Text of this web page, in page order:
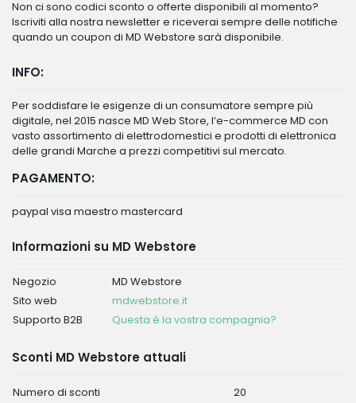
Non ci sono codici sconto o offerte disponibili al momento?
Iscriviti alla nostra newsletter e riceverai sempre delle notifiche
quando un coupon di MD Webstore sarà disponibile.
INFO:
Per soddisfare le esigenze di un consumatore sempre più
digitale, nel 2015 nasce MD Web Store, l’e-commerce MD con
vasto assortimento di elettrodomestici e prodotti di elettronica
delle grandi Marche a prezzi competitivi sul mercato.
PAGAMENTO:
paypal visa maestro mastercard
Informazioni su MD Webstore
Negozio
MD Webstore
Sito web
mdwebstore.it
Supporto B2B
Questa è la vostra compagnia?
Sconti MD Webstore attuali
Numero di sconti
20